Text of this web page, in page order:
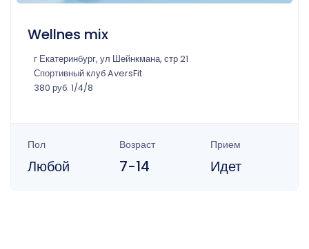
Wellnes mix
г Екатеринбург, ул Шейнкмана, стр 21
Спортивный клуб AversFit
380 руб. 1/4/8
Пол
Любой
Возраст
7-14
Прием
Идет